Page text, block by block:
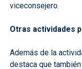
viceconsejero.
Otras actividades
Además de la
destaca que